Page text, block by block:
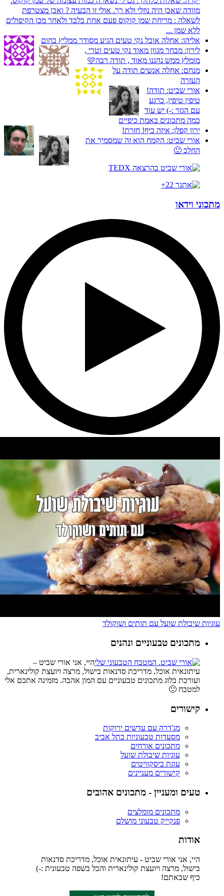
מוודה שאכן היה נוזלי ולא רך. אולי זו הבעיה ? ואכן מצטרפת
לשאלה : מריחת שמן קוקוס פעם אחת בלבד ולאחר מכן הקיפולים
ללא שמן ...
אליהו: אחלה אוכל נקי טעים הגיע מסודר ממליץ בחום
לירון: מבחר מגוון מאוד נקי טעים וטרי ,
מומלץ ממש נהננו מאוד , תודה רבה🩷
מנחם: אחלה אנשים תודה על
העזרה
אורי שביט: תודה!
טיפין טיפין, כרגע
עם הגזר :-) יש עוד
כמה מתכונים באמת כיפיים
ירון קפלן: איזה כיף! חזרת!
אורי שביט: הקמח הוא זה שמסמיך את
החלב 🙂
מתכוני וידאו
עוגיות שיבולת שועל עם תותים ושוקולד
מתכונים טבעוניים ונהנים
היי, אני אורי שביט –
עיתונאית אוכל, מדריכת סדנאות בישול, מרצה ויועצת קולינארית,
ועורכת בלוג מתכונים טבעוניים עם המון אהבה. מזמינה אתכם אלי
למטבח 🙂
קישורים
מג'דרה עם עדשים ירוקות
מסעדות טבעוניות בתל אביב
מתכונים אורחים
עוגיות שיבולת שועל
עוגת ביסקוויטים
קישורים מעניינים
טעים ומעניין - מתכונים אהובים
מתכונים מומלצים
פנקייק טבעוני מושלם
אודות
היי, אני אורי שביט - עיתונאית אוכל, מדריכת סדנאות
בישול, מרצה ויועצת קולינארית והכל בשפה טבעונית :-)
כיף שבאתם!